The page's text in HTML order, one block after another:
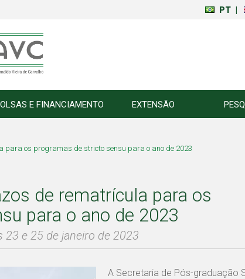
PT
E FINANCIAMENTO EXTENSÃO
para os programas de stricto sensu para o ano de 2023
de rematrícula para os
para o ano de 2023
23 e 25 de janeiro de 2023
A Secretaria de Pós-graduação